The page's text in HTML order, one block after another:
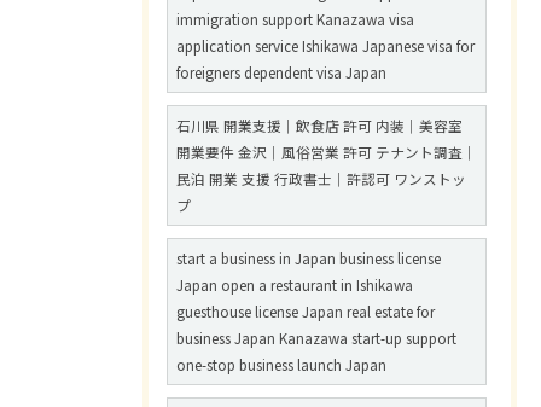
immigration support Kanazawa visa
application service Ishikawa Japanese visa for
foreigners dependent visa Japan
石川県 開業支援｜飲食店 許可 内装｜美容室
開業要件 金沢｜風俗営業 許可 テナント調査｜
民泊 開業 支援 行政書士｜許認可 ワンストッ
プ
start a business in Japan business license
Japan open a restaurant in Ishikawa
guesthouse license Japan real estate for
business Japan Kanazawa start-up support
one-stop business launch Japan